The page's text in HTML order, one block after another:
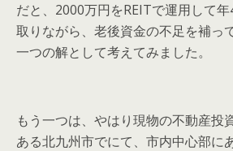
だと、2000万円をREITで運用して
取りながら、老後資金の不足を補っ
一つの解として考えてみました。
もう一つは、やはり現物の不動産投
ある北九州市でにて、市内中心部に